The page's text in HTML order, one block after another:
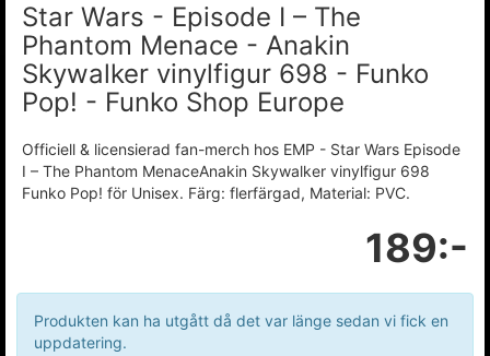
Star Wars - Episode I – The
Phantom Menace - Anakin
Skywalker vinylfigur 698 - Funko
Pop! - Funko Shop Europe
Officiell & licensierad fan-merch hos EMP - Star Wars Episode
I – The Phantom MenaceAnakin Skywalker vinylfigur 698
Funko Pop! för Unisex. Färg: flerfärgad, Material: PVC.
189:-
Produkten kan ha utgått då det var länge sedan vi fick en
uppdatering.